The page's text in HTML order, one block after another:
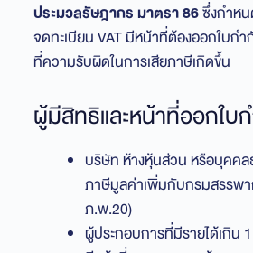
ประมวลรัษฎากร มาตรา 86ซึ่งกำหน
จดทะเบียน VAT มีหน้าที่ต้องออกใบก
ที่ความรับผิดในการเสียภาษีเกิดขึ้น
ผู้มีสิทธิและหน้าที่ออกใบ
บริษัท ห้างหุ้นส่วน หรือบุคคล
ภาษีมูลค่าเพิ่มกับกรมสรรพา
ภ.พ.20)
ผู้ประกอบการที่มีรายได้เกิน